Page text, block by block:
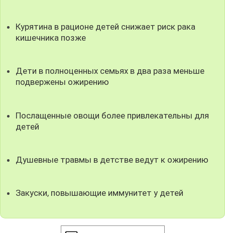
Курятина в рационе детей снижает риск рака
кишечника позже
Дети в полноценных семьях в два раза меньше
подвержены ожирению
Послащенные овощи более привлекательны для
детей
Душевные травмы в детстве ведут к ожирению
Закуски, повышающие иммунитет у детей